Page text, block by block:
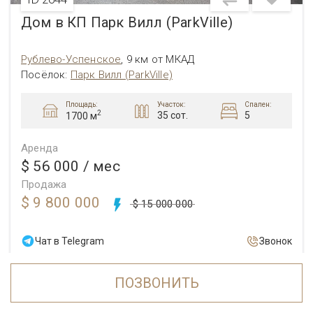
Дом в КП Парк Вилл (ParkVille)
Рублево-Успенское, 9 км от МКАД
Посёлок: Парк Вилл (ParkVille)
Площадь:
1700 м2
Участок:
35 сот.
Спален:
5
Аренда
$ 56 000 / мес
Продажа
$ 9 800 000 $ 15 000 000
Чат в Telegram Звонок
Подробнее
ПОЗВОНИТЬ